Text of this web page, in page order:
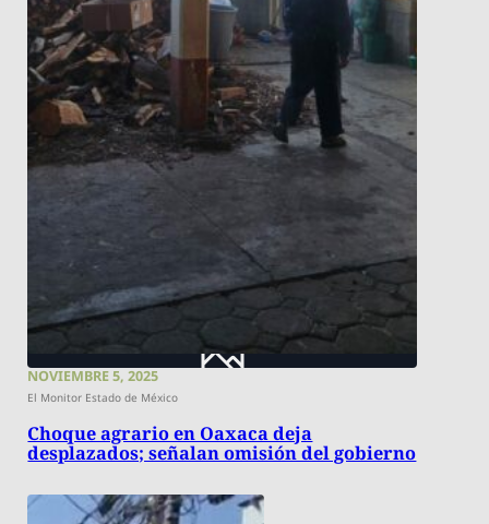
NOVIEMBRE 5, 2025
El Monitor Estado de México
Choque agrario en Oaxaca deja
desplazados; señalan omisión del gobierno